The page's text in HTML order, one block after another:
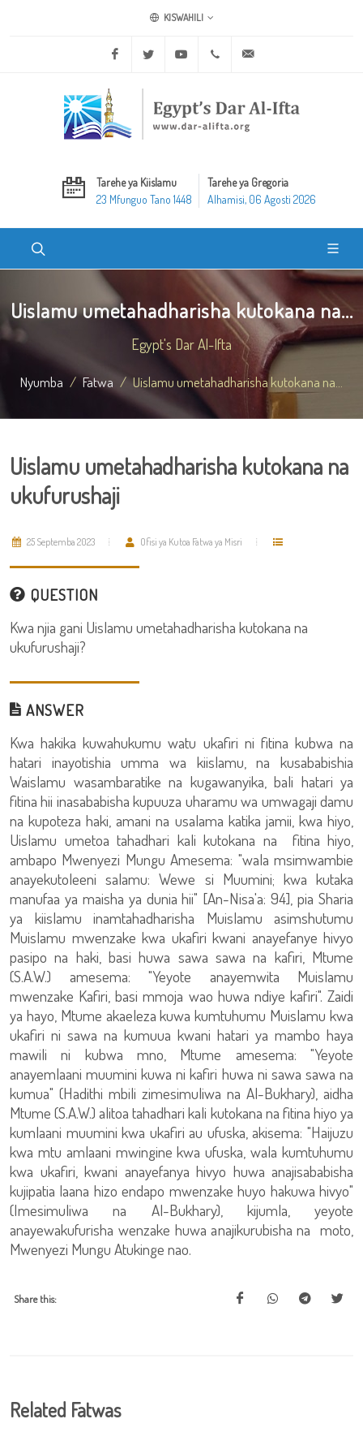
KISWAHILI
Facebook Twitter Youtube +20 2 25970400
Tarehe ya Kiislamu
23 Mfunguo Tano 1448
Tarehe ya Gregoria
Alhamisi, 06 Agosti 2026
Uislamu umetahadharisha kutokana na...
Egypt's Dar Al-Ifta
Nyumba Fatwa Uislamu umetahadharisha kutokana na...
Uislamu umetahadharisha kutokana na
ukufurushaji
25 Septemba 2023 Ofisi ya Kutoa Fatwa ya Misri
QUESTION
Kwa njia gani Uislamu umetahadharisha kutokana na
ukufurushaji?
ANSWER
Kwa hakika kuwahukumu watu ukafiri ni fitina kubwa na
hatari inayotishia umma wa kiislamu, na kusababishia
Waislamu wasambaratike na kugawanyika, bali hatari ya
fitina hii inasababisha kupuuza uharamu wa umwagaji damu
na kupoteza haki, amani na usalama katika jamii, kwa hiyo,
Uislamu umetoa tahadhari kali kutokana na fitina hiyo,
ambapo Mwenyezi Mungu Amesema: "wala msimwambie
anayekutoleeni salamu: Wewe si Muumini; kwa kutaka
manufaa ya maisha ya dunia hii" [An-Nisa'a: 94], pia Sharia
ya kiislamu inamtahadharisha Muislamu asimshutumu
Muislamu mwenzake kwa ukafiri kwani anayefanye hivyo
pasipo na haki, basi huwa sawa sawa na kafiri, Mtume
(S.A.W.) amesema: "Yeyote anayemwita Muislamu
mwenzake Kafiri, basi mmoja wao huwa ndiye kafiri". Zaidi
ya hayo, Mtume akaeleza kuwa kumtuhumu Muislamu kwa
ukafiri ni sawa na kumuua kwani hatari ya mambo haya
mawili ni kubwa mno, Mtume amesema: "Yeyote
anayemlaani muumini kuwa ni kafiri huwa ni sawa sawa na
kumua" (Hadithi mbili zimesimuliwa na Al-Bukhary), aidha
Mtume (S.A.W.) alitoa tahadhari kali kutokana na fitina hiyo ya
kumlaani muumini kwa ukafiri au ufuska, akisema: "Haijuzu
kwa mtu amlaani mwingine kwa ufuska, wala kumtuhumu
kwa ukafiri, kwani anayefanya hivyo huwa anajisababisha
kujipatia laana hizo endapo mwenzake huyo hakuwa hivyo"
(Imesimuliwa na Al-Bukhary), kijumla, yeyote
anayewakufurisha wenzake huwa anajikurubisha na moto,
Mwenyezi Mungu Atukinge nao.
Share this:
Related Fatwas